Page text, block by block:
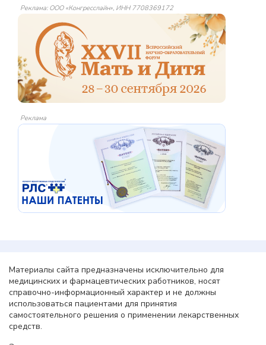
Реклама: ООО «Конгресслайн», ИНН 7708369172
Реклама
Материалы сайта предназначены исключительно для
медицинских и фармацевтических работников, носят
справочно-информационный характер и не должны
использоваться пациентами для принятия
самостоятельного решения о применении лекарственных
средств.